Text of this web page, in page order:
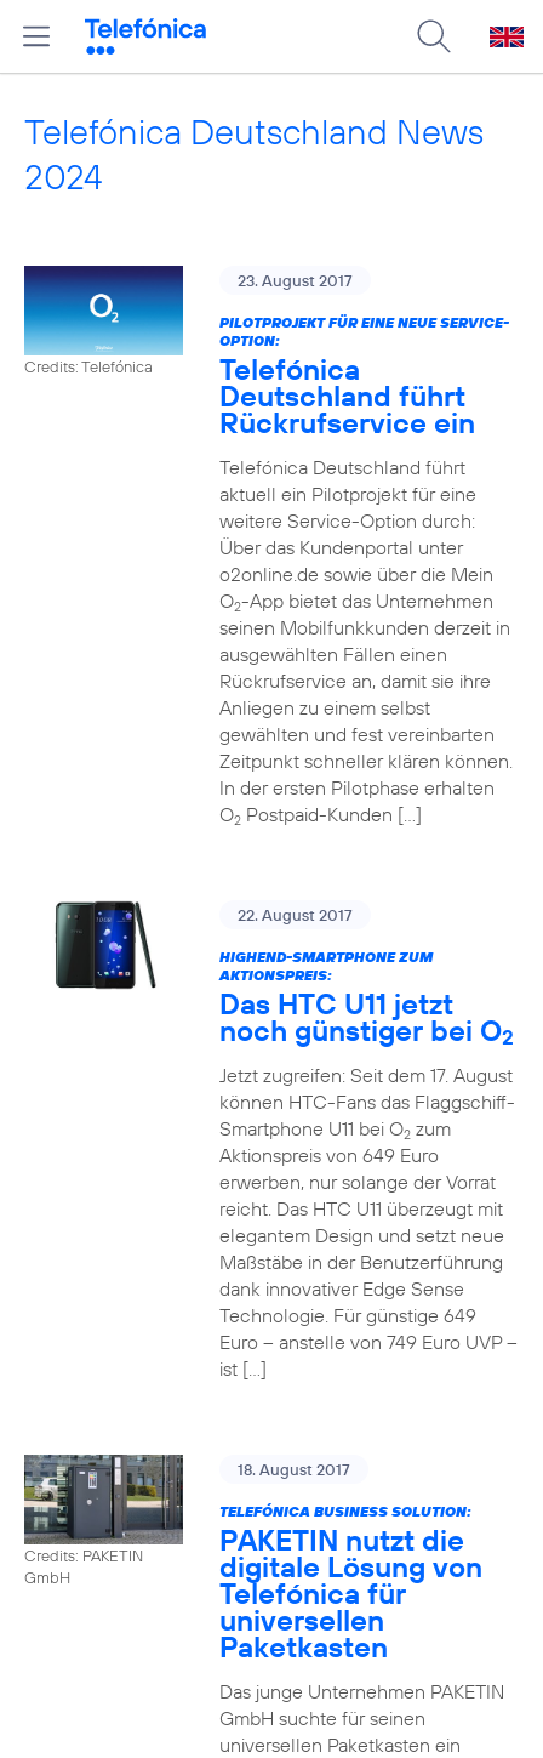
Telefónica Deutschland News
2024
Credits: Telefónica
23. August 2017
PILOTPROJEKT FÜR EINE NEUE SERVICE-
OPTION:
Telefónica
Deutschland führt
Rückrufservice ein
Telefónica Deutschland führt
aktuell ein Pilotprojekt für eine
weitere Service-Option durch:
Über das Kundenportal unter
o2online.de sowie über die Mein
O2-App bietet das Unternehmen
seinen Mobilfunkkunden derzeit in
ausgewählten Fällen einen
Rückrufservice an, damit sie ihre
Anliegen zu einem selbst
gewählten und fest vereinbarten
Zeitpunkt schneller klären können.
In der ersten Pilotphase erhalten
O2Postpaid-Kunden […]
22. August 2017
HIGHEND-SMARTPHONE ZUM
AKTIONSPREIS:
Das HTC U11 jetzt
noch günstiger bei O2
Jetzt zugreifen: Seit dem 17. August
können HTC-Fans das Flaggschiff-
Smartphone U11 bei O2zum
Aktionspreis von 649 Euro
erwerben, nur solange der Vorrat
reicht. Das HTC U11 überzeugt mit
elegantem Design und setzt neue
Maßstäbe in der Benutzerführung
dank innovativer Edge Sense
Technologie. Für günstige 649
Euro – anstelle von 749 Euro UVP –
ist […]
Credits: PAKETIN
GmbH
18. August 2017
TELEFÓNICA BUSINESS SOLUTION:
PAKETIN nutzt die
digitale Lösung von
Telefónica für
universellen
Paketkasten
Das junge Unternehmen PAKETIN
GmbH suchte für seinen
universellen Paketkasten ein